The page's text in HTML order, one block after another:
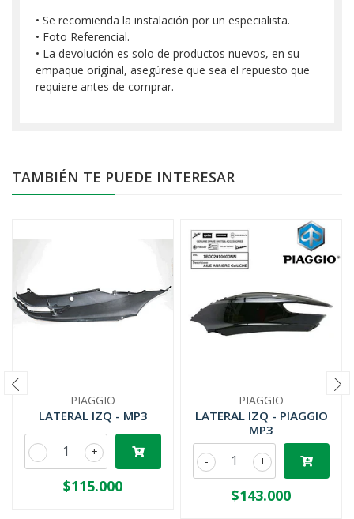
• Se recomienda la instalación por un especialista.
• Foto Referencial.
• La devolución es solo de productos nuevos, en su
empaque original, asegúrese que sea el repuesto que
requiere antes de comprar.
TAMBIÉN TE PUEDE INTERESAR
PIAGGIO
LATERAL IZQ - MP3
+
-
$115.000
PIAGGIO
LATERAL IZQ - PIAGGIO
MP3
+
-
$143.000